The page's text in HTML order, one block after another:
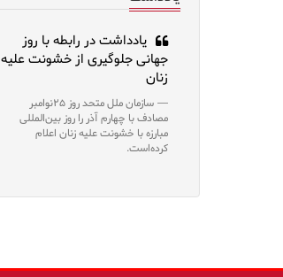
یادداشت در رابطه با روز
جهانی جلوگیری از خشونت علیه
زنان
سازمان ملل متحد روز ۲۵نوامبر
مصادف با چهارم آذر را روز بین‌المللی
مبارزه با خشونت علیه زنان اعلام
کرده‌است.